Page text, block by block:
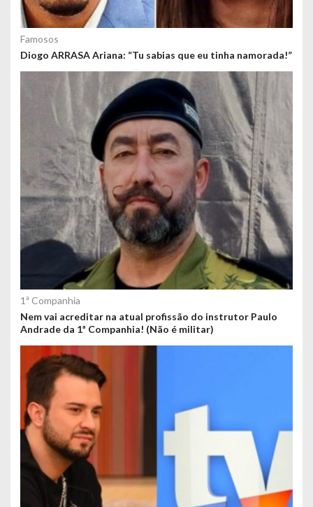
Famosos
Diogo ARRASA Ariana: “Tu sabias que eu tinha namorada!”
1ª Companhia
Nem vai acreditar na atual profissão do instrutor Paulo
Andrade da 1ª Companhia! (Não é militar)